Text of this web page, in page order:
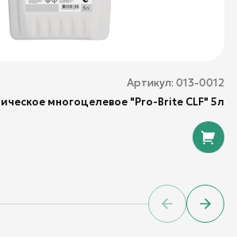
Артикул: 013-0012
многоцелевое "Pro-Brite CLF" 5л
Previous
Next